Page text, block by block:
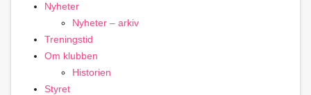
Nyheter
Nyheter – arkiv
Treningstid
Om klubben
Historien
Styret